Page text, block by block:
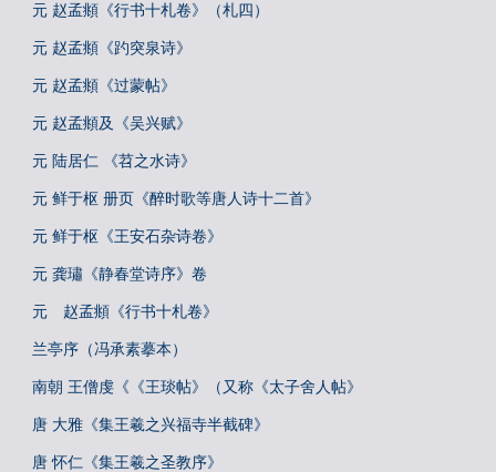
元 赵孟頫《行书十札卷》（札四）
元 赵孟頫《趵突泉诗》
元 赵孟頫《过蒙帖》
元 赵孟頫及《吴兴赋》
元 陆居仁 《苕之水诗》
元 鲜于枢 册页《醉时歌等唐人诗十二首》
元 鲜于枢《王安石杂诗卷》
元 龚璛《静春堂诗序》卷
元 赵孟頫《行书十札卷》
兰亭序（冯承素摹本）
南朝 王僧虔《《王琰帖》（又称《太子舍人帖》
唐 大雅《集王羲之兴福寺半截碑》
唐 怀仁《集王羲之圣教序》